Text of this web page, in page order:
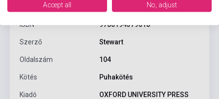
ISBN 9780194379618
Szerző Stewart
Oldalszám 104
Kötés Puhakötés
Kiadó OXFORD UNIVERSITY PRESS
Accept all No, adjust